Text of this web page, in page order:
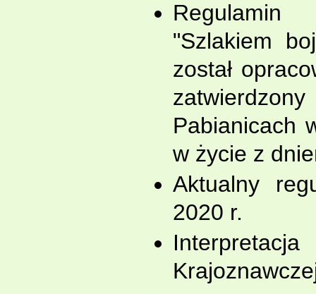
Regulamin
"Szlakiem
został
Pabianicach
w życie z
Aktualny
2020 r.